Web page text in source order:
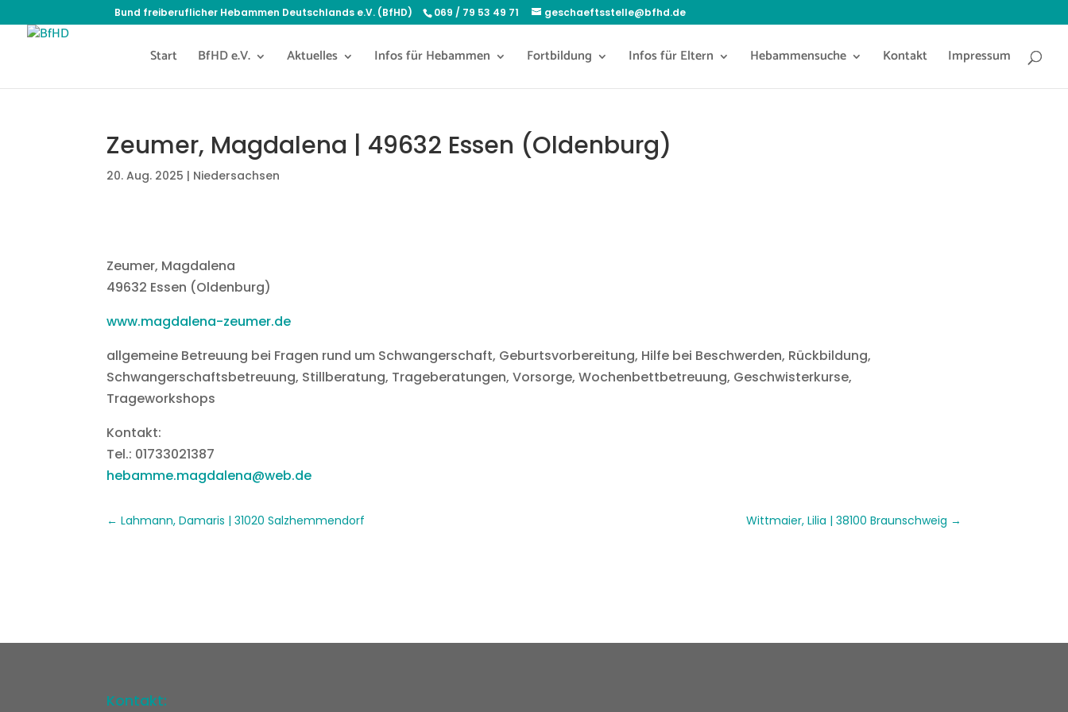
Bund freiberuflicher Hebammen Deutschlands e.V. (BfHD) 069 / 79 53 49 71 geschaeftsstelle@bfhd.de
Start BfHD e.V. Aktuelles Infos für Hebammen Fortbildung Infos für Eltern Hebammensuche Kontakt Impressum
Zeumer, Magdalena | 49632 Essen (Oldenburg)
20. Aug. 2025 | Niedersachsen
Zeumer, Magdalena
49632 Essen (Oldenburg)
www.magdalena-zeumer.de
allgemeine Betreuung bei Fragen rund um Schwangerschaft, Geburtsvorbereitung, Hilfe bei Beschwerden, Rückbildung,
Schwangerschaftsbetreuung, Stillberatung, Trageberatungen, Vorsorge, Wochenbettbetreuung, Geschwisterkurse,
Trageworkshops
Kontakt:
Tel.: 01733021387
hebamme.magdalena@web.de
Wittmaier, Lilia | 38100 Braunschweig
Lahmann, Damaris | 31020 Salzhemmendorf
Kontakt: